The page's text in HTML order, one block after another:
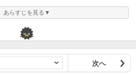
あらすじを見る▼
次へ